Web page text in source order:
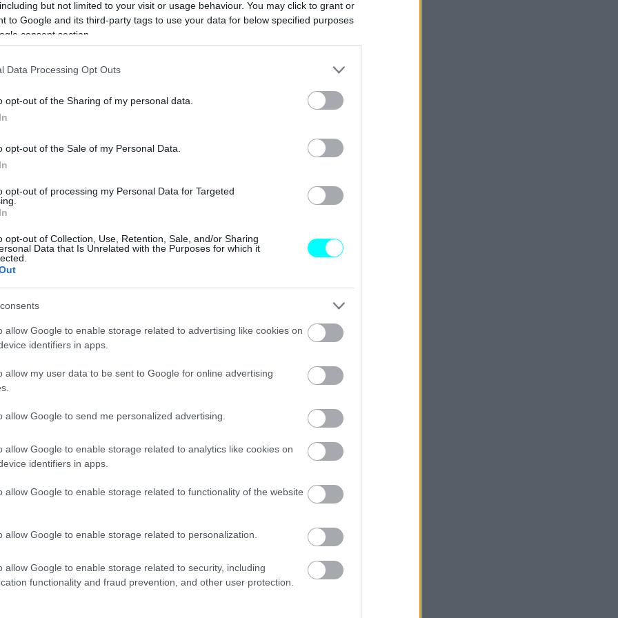
but not limited to your visit or usage behaviour. You may click to grant or
to Google and its third-party tags to use your data for below specified purposes
consent section.
Data Processing Opt Outs
opt-out of the Sharing of my personal data.
opt-out of the Sale of my Personal Data.
opt-out of processing my Personal Data for Targeted
opt-out of Collection, Use, Retention, Sale, and/or Sharing
Data that Is Unrelated with the Purposes for which it
allow Google to enable storage related to advertising like cookies on
identifiers in apps.
allow my user data to be sent to Google for online advertising
allow Google to send me personalized advertising.
allow Google to enable storage related to analytics like cookies on
identifiers in apps.
allow Google to enable storage related to functionality of the website
allow Google to enable storage related to personalization.
allow Google to enable storage related to security, including
functionality and fraud prevention, and other user protection.
CAR & MOTOR TEAM
Έτσι θα είναι το
Αθήνας -Θα έχει
θέσεις
ΝΕΑ
νέος «γίγαντας»
κατασκευάζεται
υπόγειο
θέσεις
στάθμευσης για
Έρχεται ο νέος
Αθήνας -Με
τρεις ορόφους
στάθμευσης